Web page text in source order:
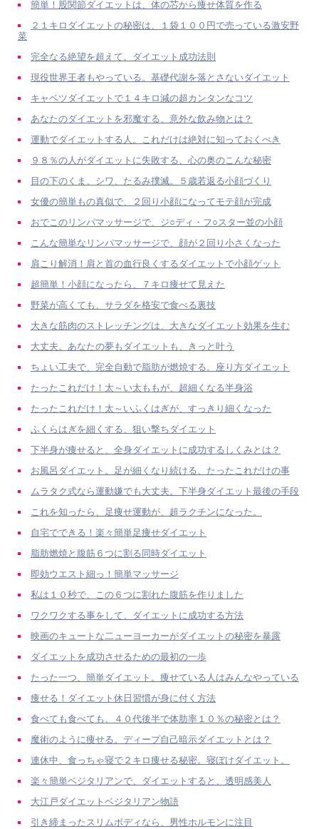
簡単！股関節ダイエットは、体の芯から痩せ体質を作る
２１キロダイエットの秘密は、１袋１００円で売っている激安野
菜
完全なる絶望を超えて。ダイエット成功法則
現役世界王者もやっている。基礎代謝を落とさないダイエット
キャベツダイエットで１４キロ減の超カンタンなコツ
あなたのダイエットを邪魔する、意外な飲み物とは？
運動でダイエットする人。これだけは絶対に知っておくべき
９８％の人がダイエットに失敗する、心の奥のこんな秘密
目の下のくま、シワ、たるみ撲滅。５歳若返る小顔づくり
女優の簡単もの真似で、２回り小顔になってモテ顔が完成
おでこのリンパマッサージで、ジ○ディ・フ○スター並の小顔
こんな簡単なリンパマッサージで、顔が２回り小さくなった
肩こり解消！肩と首の血行良くするダイエットで小顔ゲット
超簡単！小顔になったら、７キロ痩せて見えた
野菜が高くても、サラダを格安で食べる裏技
大きな筋肉のストレッチングは、大きなダイエット効果を生む
大丈夫。あなたの夢もダイエットも、きっと叶う
ちょい工夫で、完全自動で脂肪が燃焼する。座り方ダイエット
たったこれだけ！太～い太ももが、超細くなる半身浴
たったこれだけ！太～いふくはぎが、すっきり細くなった
ふくらはぎを細くする、狙い撃ちダイエット
下半身が痩せると、全身ダイエットに成功するしくみとは？
お風呂ダイエット。足が細くなり続ける、たったこれだけの事
ムラタク式なら運動嫌でも大丈夫。下半身ダイエット最後の手段
これを知ったら、足痩せ運動が、超ラクチンになった。
自宅でできる！楽々簡単足痩せダイエット
脂肪燃焼と腹筋６つに割る同時ダイエット
即効ウエスト細っ！簡単マッサージ
私は１０秒で、この６つに割れた腹筋を作りました
ワクワクする事をして、ダイエットに成功する方法
映画のキュートな二ューヨーカーがダイエットの秘密を暴露
ダイエットを成功させるための最初の一歩
たった一つ、簡単ダイエット。痩せている人はみんなやっている
痩せる！ダイエット休日習慣が身に付く方法
食べても食べても、４０代後半で体肪率１０％の秘密とは？
魔術のように痩せる。ディープ自己暗示ダイエットとは？
連休中、食っちゃ寝で２キロ痩せる秘密。寝ぼけダイエット。
楽々簡単ベジタリアンで、ダイエットすると、透明感美人
大江戸ダイエットベジタリアン物語
引き締まったスリムボディなら、男性ホルモンに注目